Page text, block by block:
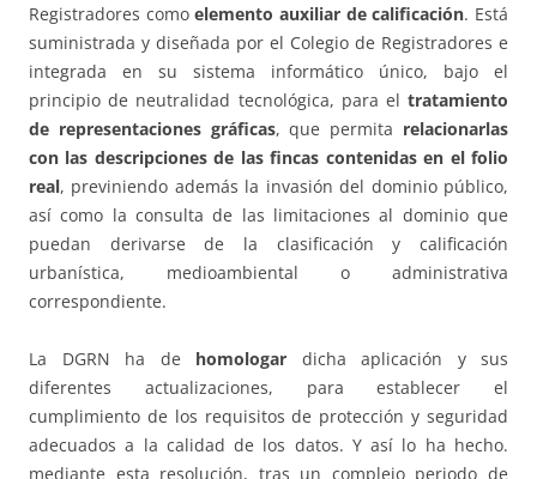
Registradores comoelemento auxiliar de calificación. Está
suministrada y diseñada por el Colegio de Registradores e
integrada en su sistema informático único, bajo el
principio de neutralidad tecnológica, para el tratamiento
de representaciones gráficas, que permita relacionarlas
con las descripciones de las fincas contenidas en el folio
real, previniendo además la invasión del dominio público,
así como la consulta de las limitaciones al dominio que
puedan derivarse de la clasificación y calificación
urbanística, medioambiental o administrativa
correspondiente.
La DGRN ha de homologar dicha aplicación y sus
diferentes actualizaciones, para establecer el
cumplimiento de los requisitos de protección y seguridad
adecuados a la calidad de los datos. Y así lo ha hecho.
mediante esta resolución, tras un complejo periodo de